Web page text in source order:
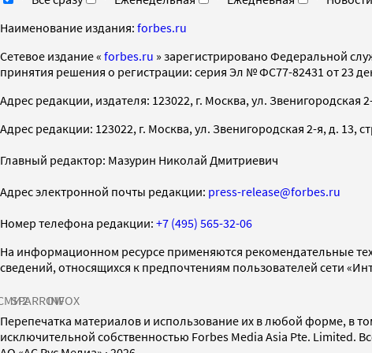
Наименование издания: forbes.ru
Cетевое издание « forbes.ru » зарегистрировано Федеральной
принятия решения о регистрации: серия Эл № ФС77-82431 от 23
Адрес редакции, издателя: 123022, г. Москва, ул. Звенигородская
Адрес редакции: 123022, г. Москва, ул. Звенигородская 2-я, д. 13,
Главный редактор: Мазурин Николай Дмитриевич
Адрес электронной почты редакции: press-release@forbes.ru
Номер телефона редакции: +7 (495) 565-32-06
На информационном ресурсе применяются рекомендательные
сведений, относящихся к предпочтениям пользователей сети
SPARROWINFOX
Перепечатка материалов и использование их в любой форме, в
исключительной собственностью Forbes Media Asia Pte. Limited.